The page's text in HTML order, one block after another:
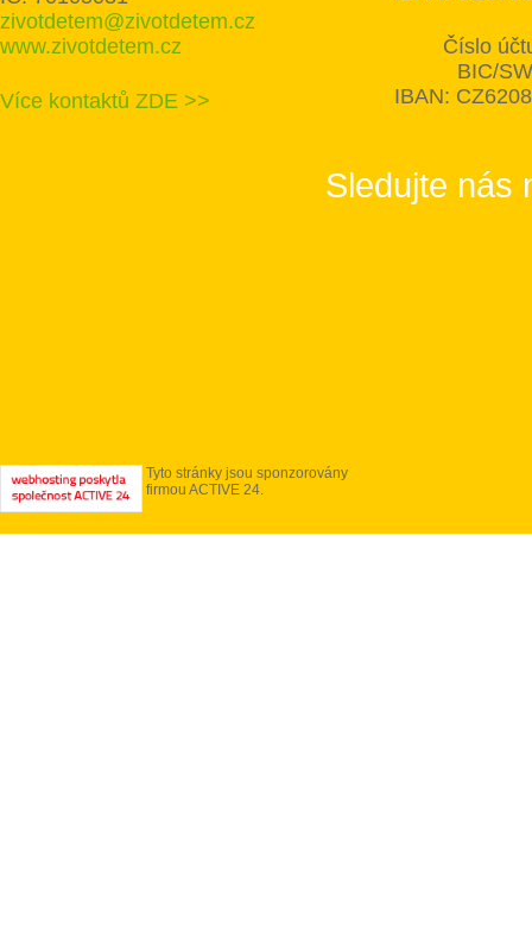
zivotdetem@zivotdetem.cz
www.zivotdetem.cz
Více kontaktů ZDE >>
Číslo
BIC/
IBAN:
Sledujte nás
Tyto stránky jsou sponzorovány
firmou ACTIVE 24.